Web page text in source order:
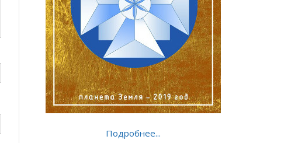
Подробнее...